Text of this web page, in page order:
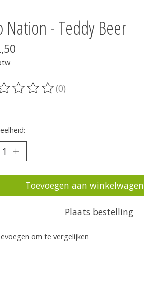
Nation - Teddy Beer
van dit product is
(0)
Toevoegen aan winkelwagen
Plaats bestelling
om te vergelijken